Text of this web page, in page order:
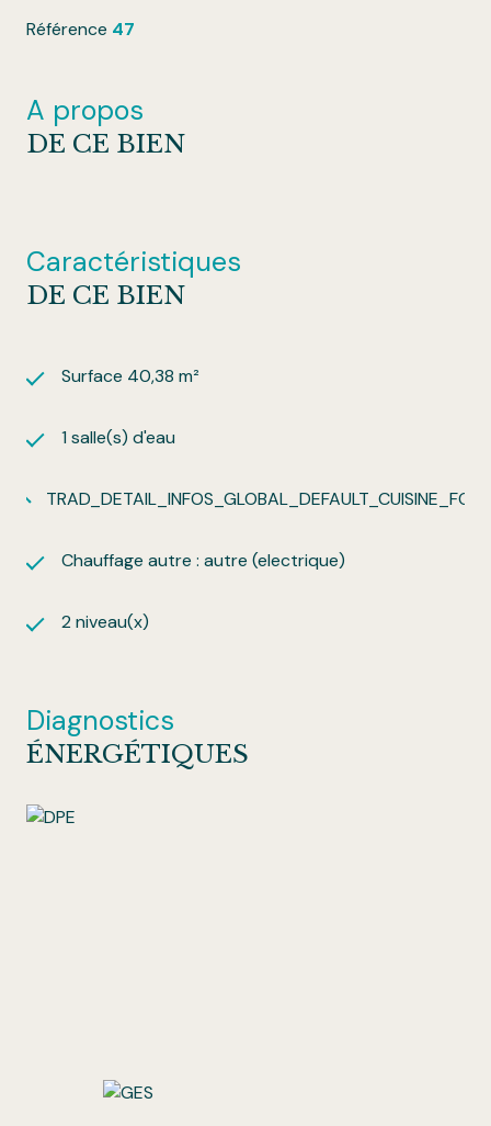
Référence 47
A propos
DE CE BIEN
Caractéristiques
DE CE BIEN
Surface 40,38 m²
1 salle(s) d'eau
Chauffage autre : autre (electrique)
2 niveau(x)
Diagnostics
ÉNERGÉTIQUES